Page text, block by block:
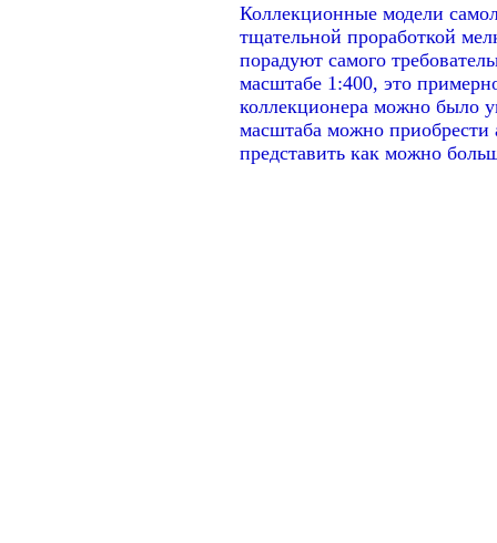
Коллекционные модели
тщательной проработкой
порадуют самого
масштабе 1:400, это
коллекционера можно было
масштаба можно приобрести
представить как можно